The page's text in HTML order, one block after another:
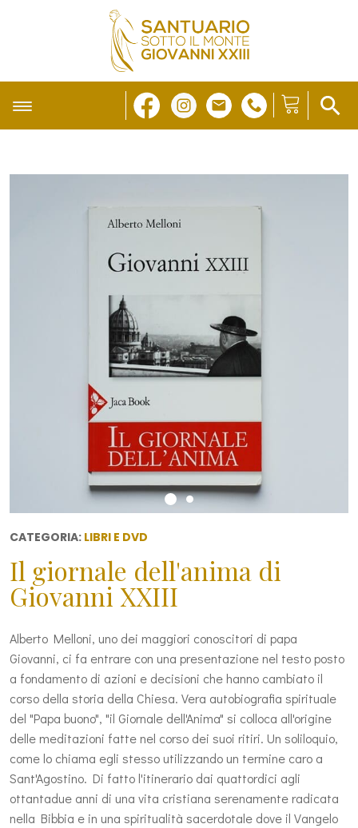
CATEGORIA: LIBRI E DVD
Il giornale dell'anima di
Giovanni XXIII
Alberto Melloni, uno dei maggiori conoscitori di papa
Giovanni, ci fa entrare con una presentazione nel testo posto
a fondamento di azioni e decisioni che hanno cambiato il
corso della storia della Chiesa. Vera autobiografia spirituale
del "Papa buono", "il Giornale dell'Anima" si colloca all'origine
delle meditazioni fatte nel corso dei suoi ritiri. Un soliloquio,
come lo chiama egli stesso utilizzando un termine caro a
Sant'Agostino. Di fatto l'itinerario dai quattordici agli
ottantadue anni di una vita cristiana serenamente radicata
nella Bibbia e in una spiritualità sacerdotale dove il Vangelo